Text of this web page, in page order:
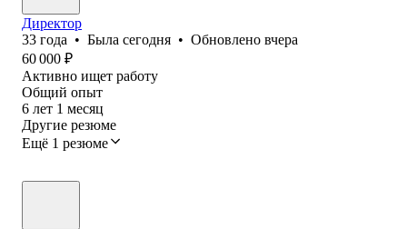
Директор
33 года • Была сегодня • Обновлено вчера
60 000 ₽
Активно ищет работу
Общий опыт
6 лет 1 месяц
Другие резюме
Ещё 1 резюме